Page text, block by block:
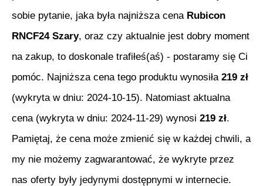
sobie pytanie, jaka była najniższa cena Rubicon
RNCF24 Szary, oraz czy aktualnie jest dobry moment
na zakup, to doskonale trafiłeś(aś) - postaramy się Ci
pomóc. Najniższa cena tego produktu wynosiła 219 zł
(wykryta w dniu: 2024-10-15). Natomiast aktualna
cena (wykryta w dniu: 2024-11-29) wynosi 219 zł.
Pamiętaj, że cena może zmienić się w każdej chwili, a
my nie możemy zagwarantować, że wykryte przez
nas oferty były jedynymi dostępnymi w internecie.